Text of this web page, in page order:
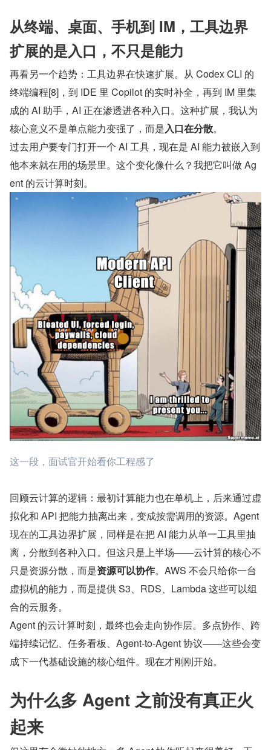
从终端、桌面、手机到 IM，工具边界
扩展的是入口，不只是能力
再看另一个趋势：工具边界在快速扩展。从 Codex CLI 的
终端编程[8]，到 IDE 里 Copilot 的实时补全，再到 IM 里集
成的 AI 助手，AI 正在渗透进各种入口。这种扩展，我认为
核心意义不是单点能力变强了，而是入口在分散。
过去用户要专门打开一个 AI 工具，现在是 AI 能力被嵌入到
他本来就在用的场景里。这个变化像什么？我把它叫做 Ag
ent 的云计算时刻。
这一段，面试官开始看你工程感了
回顾云计算的逻辑：最初计算能力也在单机上，后来通过虚
拟化和 API 把能力抽离出来，变成按需调用的资源。Agent
现在的工具边界扩展，同样是在把 AI 能力从单一工具里抽
离，分散到各种入口。但这只是上半场——云计算的核心不
只是资源分散，而是资源可以协作。AWS 不会只给你一台
虚拟机的能力，而是提供 S3、RDS、Lambda 这些可以组
合的云服务。
Agent 的云计算时刻，最终也会走向协作层。多点协作、跨
端持续记忆、任务看板、Agent-to-Agent 协议——这些会变
成下一代基础设施的核心组件。现在才刚刚开始。
为什么多 Agent 之前没有真正火
起来